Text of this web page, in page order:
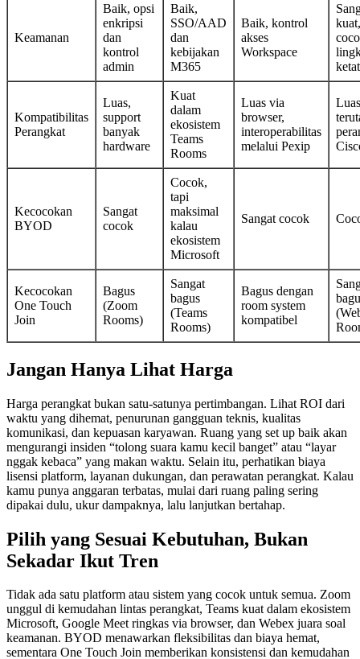
Keamanan
Baik, opsi
enkripsi
dan
kontrol
admin
Baik,
SSO/AAD
dan
kebijakan
M365
Baik, kontrol
akses
Workspace
kuat,
ketat
Kompatibilitas
Perangkat
Luas,
support
banyak
hardware
Kuat
dalam
ekosistem
Teams
Rooms
Luas via
browser,
interoperabilitas
melalui Pexip
Kecocokan
BYOD
Sangat
cocok
Cocok,
tapi
maksimal
kalau
ekosistem
Microsoft
Sangat cocok
Kecocokan
One Touch
Join
Bagus
(Zoom
Rooms)
Sangat
bagus
(Teams
Rooms)
Bagus dengan
room system
kompatibel
Jangan Hanya Lihat Harga
Harga perangkat bukan satu-satunya pertimbangan. Lihat ROI dari
waktu yang dihemat, penurunan gangguan teknis, kualitas
komunikasi, dan kepuasan karyawan. Ruang yang set up baik akan
mengurangi insiden “tolong suara kamu kecil banget” atau “layar
nggak kebaca” yang makan waktu. Selain itu, perhatikan biaya
lisensi platform, layanan dukungan, dan perawatan perangkat. Kalau
kamu punya anggaran terbatas, mulai dari ruang paling sering
dipakai dulu, ukur dampaknya, lalu lanjutkan bertahap.
Pilih yang Sesuai Kebutuhan, Bukan
Sekadar Ikut Tren
Tidak ada satu platform atau sistem yang cocok untuk semua. Zoom
unggul di kemudahan lintas perangkat, Teams kuat dalam ekosistem
Microsoft, Google Meet ringkas via browser, dan Webex juara soal
keamanan. BYOD menawarkan fleksibilitas dan biaya hemat,
sementara One Touch Join memberikan konsistensi dan kemudahan